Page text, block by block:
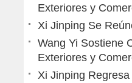
Exteriores y
Xi Jinping Se
Wang Yi Sostiene
Exteriores y
Xi Jinping